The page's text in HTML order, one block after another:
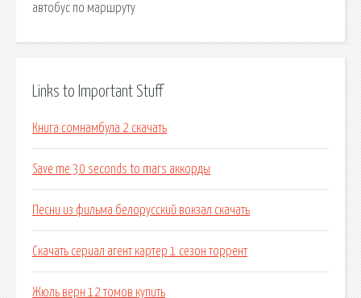
автобус по маршруту
Links to Important Stuff
Книга сомнамбула 2 скачать
Save me 30 seconds to mars аккорды
Песни из фильма белорусский вокзал скачать
Скачать сериал агент картер 1 сезон торрент
Жюль верн 12 томов купить